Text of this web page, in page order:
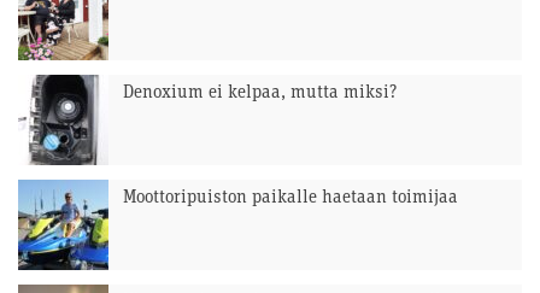
Denoxium ei kelpaa, mutta miksi?
Moottoripuiston paikalle haetaan toimijaa